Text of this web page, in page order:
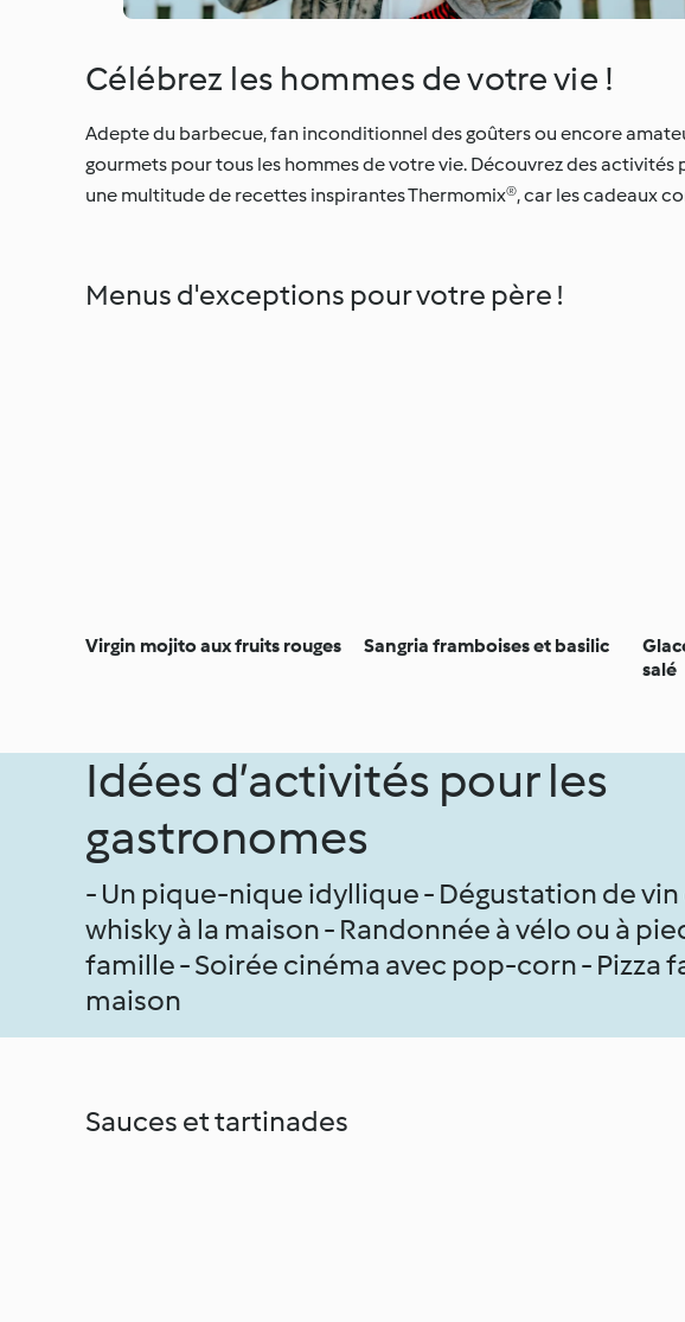
Célébrez les hommes de votre vie !
Adepte du barbecue, fan inconditionnel des goûters ou encore
gourmets pour tous les hommes de votre vie. Découvrez des
une multitude de recettes inspirantes Thermomix®, car les cadeaux
Menus d'exceptions pour votre père !
Virgin mojito aux fruits rouges Sangria framboises et basilic
salé
Idées d’activités pour les
gastronomes
- Un pique-nique idyllique - Dégustation de vin
whisky à la maison - Randonnée à vélo ou à
famille - Soirée cinéma avec pop-corn - Pizza
maison
Sauces et tartinades